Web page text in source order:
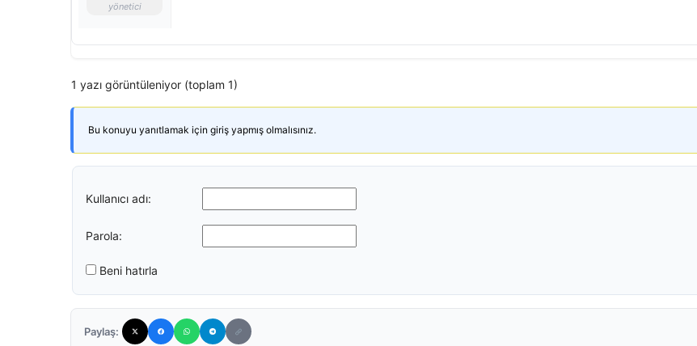
yönetici
1 yazı görüntüleniyor (toplam 1)
Bu konuyu yanıtlamak için giriş yapmış olmalısınız.
Kullanıcı adı:
Parola:
Beni hatırla
Paylaş: